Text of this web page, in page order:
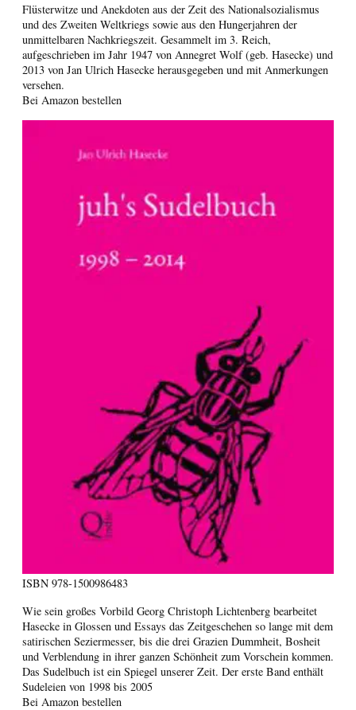
Flüsterwitze und Anekdoten aus der Zeit des Nationalsozialismus
und des Zweiten Weltkriegs sowie aus den Hungerjahren der
unmittelbaren Nachkriegszeit. Gesammelt im 3. Reich,
aufgeschrieben im Jahr 1947 von Annegret Wolf (geb. Hasecke) und
2013 von Jan Ulrich Hasecke herausgegeben und mit Anmerkungen
versehen.
Bei Amazon bestellen
ISBN 978-1500986483
Wie sein großes Vorbild Georg Christoph Lichtenberg bearbeitet
Hasecke in Glossen und Essays das Zeitgeschehen so lange mit dem
satirischen Seziermesser, bis die drei Grazien Dummheit, Bosheit
und Verblendung in ihrer ganzen Schönheit zum Vorschein kommen.
Das Sudelbuch ist ein Spiegel unserer Zeit. Der erste Band enthält
Sudeleien von 1998 bis 2005
Bei Amazon bestellen